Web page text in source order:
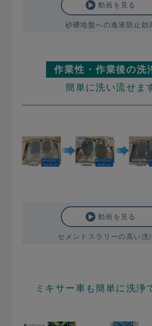
動画を見る
砂礫地盤への逸液防止効
作業性・作業後の洗
簡単に洗い流せま
動画を見る
セメントスラリーの高い洗
ミキサー車も簡単に洗浄